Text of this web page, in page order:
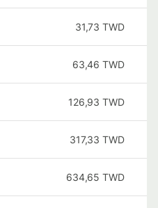
31,73 TWD
63,46 TWD
126,93 TWD
317,33 TWD
634,65 TWD